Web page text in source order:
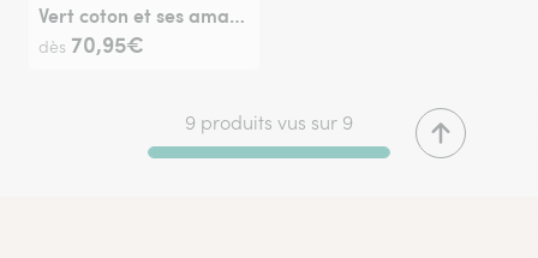
Vert coton et ses amandes au chocolat
dès 70,95€
9 produits vus sur 9